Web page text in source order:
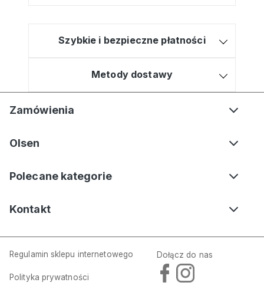
Szybkie i bezpieczne płatności
Metody dostawy
Zamówienia
Olsen
Polecane kategorie
Kontakt
Regulamin sklepu internetowego
Polityka prywatności
Dołącz do nas